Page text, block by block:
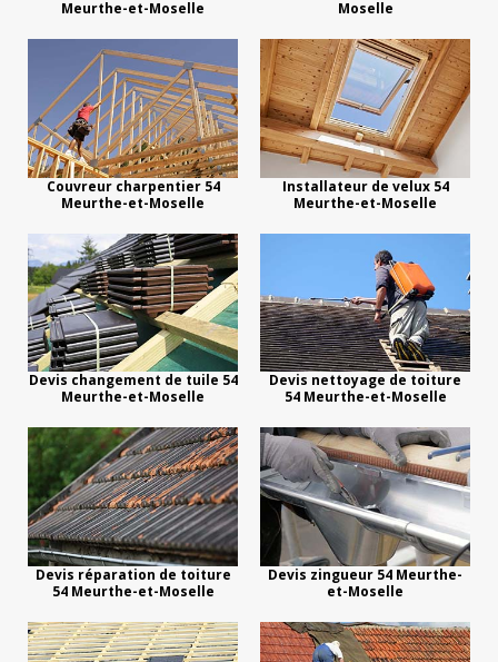
Meurthe-et-Moselle
Moselle
Couvreur charpentier 54
Meurthe-et-Moselle
Installateur de velux 54
Meurthe-et-Moselle
Devis changement de tuile 54
Meurthe-et-Moselle
Devis nettoyage de toiture
54 Meurthe-et-Moselle
Devis réparation de toiture
54 Meurthe-et-Moselle
Devis zingueur 54 Meurthe-
et-Moselle